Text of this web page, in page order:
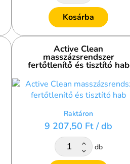
Kosárba
Active Clean
masszázsrendszer
fertőtlenítő és tisztító hab
Raktáron
9 207,50 Ft / db
db